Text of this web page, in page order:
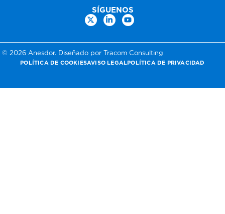
SÍGUENOS
© 2026 Anesdor. Diseñado por Tracom Consulting
POLÍTICA DE COOKIESAVISO LEGALPOLÍTICA DE PRIVACIDAD